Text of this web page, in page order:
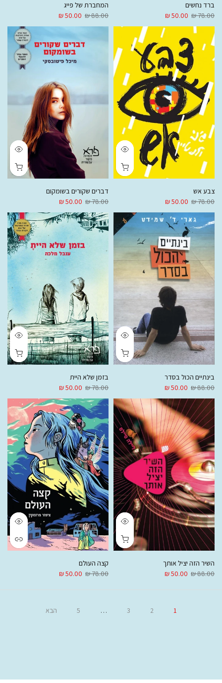
ברד נחשים
78.00 ₪
50.00 ₪
המחברת של פייג
88.00 ₪
50.00 ₪
צבע אש
78.00 ₪
50.00 ₪
דברים שקורים בשומקום
78.00 ₪
50.00 ₪
בינתיים הכול בסדר
88.00 ₪
50.00 ₪
בזמן שלא היית
78.00 ₪
50.00 ₪
השיר הזה יציל אותך
88.00 ₪
50.00 ₪
קצה העולם
78.00 ₪
50.00 ₪
1
2
3
…
5 הבא